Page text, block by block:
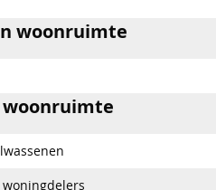
woonruimte